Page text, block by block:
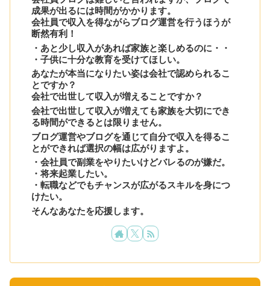
成果が出るには時間がかかります。
会社員で収入を得ながらブログ運営を行うほうが
断然有利！
・あと少し収入があれば家族と楽しめるのに・・
・子供に十分な教育を受けてほしい。
あなたが本当になりたい姿は会社で認められるこ
とですか？
会社で出世して収入が増えることですか？
会社で出世して収入が増えても家族を大切にでき
る時間ができるとは限りません。
ブログ運営やブログを通じて自分で収入を得るこ
とができれば選択の幅は広がりますよ。
・会社員で副業をやりたいけどバレるのが嫌だ。
・将来起業したい。
・転職などでもチャンスが広がるスキルを身につ
けたい。
そんなあなたを応援します。